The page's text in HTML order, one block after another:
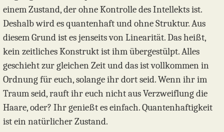
einem Zustand, der ohne Kontrolle des Intellekts ist.
Deshalb wird es quantenhaft und ohne Struktur. Aus
diesem Grund ist es jenseits von Linearität. Das heißt,
kein zeitliches Konstrukt ist ihm übergestülpt. Alles
geschieht zur gleichen Zeit und das ist vollkommen in
Ordnung für euch, solange ihr dort seid. Wenn ihr im
Traum seid, rauft ihr euch nicht aus Verzweiflung die
Haare, oder? Ihr genießt es einfach. Quantenhaftigkeit
ist ein natürlicher Zustand.